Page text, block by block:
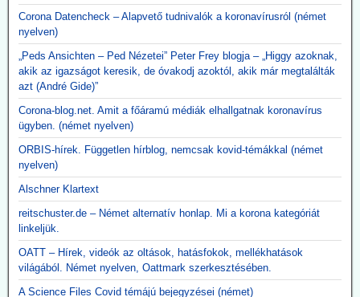
Corona Datencheck – Alapvető tudnivalók a koronavírusról (német
nyelven)
„Peds Ansichten – Ped Nézetei” Peter Frey blogja – „Higgy azoknak,
akik az igazságot keresik, de óvakodj azoktól, akik már megtalálták
azt (André Gide)”
Corona-blog.net. Amit a főáramú médiák elhallgatnak koronavírus
ügyben. (német nyelven)
ORBIS-hírek. Független hírblog, nemcsak kovid-témákkal (német
nyelven)
Alschner Klartext
reitschuster.de – Német alternatív honlap. Mi a korona kategóriát
linkeljük.
OATT – Hírek, videók az oltások, hatásfokok, mellékhatások
világából. Német nyelven, Oattmark szerkesztésében.
A Science Files Covid témájú bejegyzései (német)